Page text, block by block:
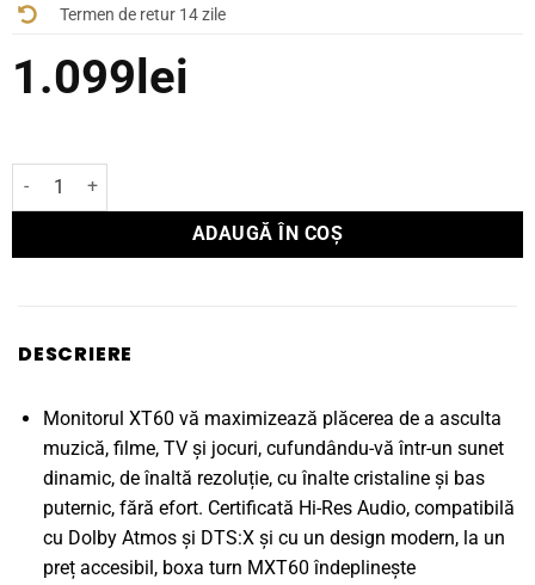
Termen de retur 14 zile
1.099lei
Cantitate Boxă Polk Audio de podea MONITOR XT60
ADAUGĂ ÎN COȘ
DESCRIERE
Monitorul XT60 vă maximizează plăcerea de a asculta
muzică, filme, TV și jocuri, cufundându-vă într-un sunet
dinamic, de înaltă rezoluție, cu înalte cristaline și bas
puternic, fără efort. Certificată Hi-Res Audio, compatibilă
cu Dolby Atmos și DTS:X și cu un design modern, la un
preț accesibil, boxa turn MXT60 îndeplinește